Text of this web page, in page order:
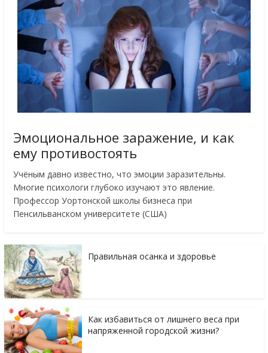
Эмоциональное заражение, и как
ему противостоять
Учёным давно известно, что эмоции заразительны.
Многие психологи глубоко изучают это явление.
Профессор Уортонской школы бизнеса при
Пенсильванском университете (США)
Правильная осанка и здоровье
Как избавиться от лишнего веса при
напряженной городской жизни?